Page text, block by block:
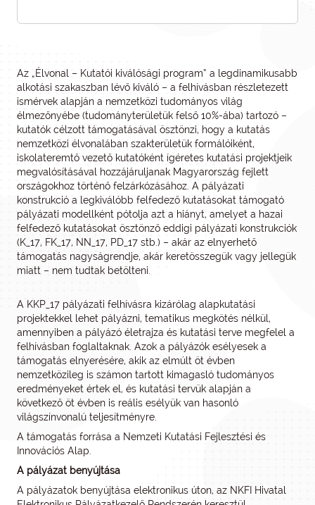
Az „Élvonal – Kutatói kiválósági program” a legdinamikusabb
alkotási szakaszban lévő kiváló – a felhívásban részletezett
ismérvek alapján a nemzetközi tudományos világ
élmezőnyébe (tudományterületük felső 10%-ába) tartozó –
kutatók célzott támogatásával ösztönzi, hogy a kutatás
nemzetközi élvonalában szakterületük formálóiként,
iskolateremtő vezető kutatóként ígéretes kutatási projektjeik
megvalósításával hozzájáruljanak Magyarország fejlett
országokhoz történő felzárkózásához. A pályázati
konstrukció a legkiválóbb felfedező kutatásokat támogató
pályázati modellként pótolja azt a hiányt, amelyet a hazai
felfedező kutatásokat ösztönző eddigi pályázati konstrukciók
(K_17, FK_17, NN_17, PD_17 stb.) – akár az elnyerhető
támogatás nagyságrendje, akár keretösszegük vagy jellegük
miatt – nem tudtak betölteni.
A KKP_17 pályázati felhívásra kizárólag alapkutatási
projektekkel lehet pályázni, tematikus megkötés nélkül,
amennyiben a pályázó életrajza és kutatási terve megfelel a
felhívásban foglaltaknak. Azok a pályázók esélyesek a
támogatás elnyerésére, akik az elmúlt öt évben
nemzetközileg is számon tartott kimagasló tudományos
eredményeket értek el, és kutatási tervük alapján a
következő öt évben is reális esélyük van hasonló
világszínvonalú teljesítményre.
A támogatás forrása a Nemzeti Kutatási Fejlesztési és
Innovációs Alap.
A pályázat benyújtása
A pályázatok benyújtása elektronikus úton, az NKFI Hivatal